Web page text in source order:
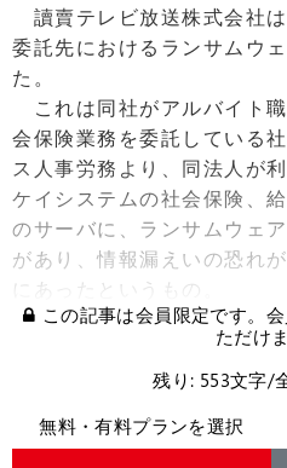
讀賣テレビ放送株式会社
委託先におけるランサムウ
た。
これは同社がアルバイト
会保険業務を委託している
ス人事労務より、同法人が
ケイシステムの社会保険、
のサーバに、ランサムウェ
があり、情報漏えいの恐れ
にあったというもの。
この記事は会員限定です。
ただけま
残り: 553文字/
無料・有料プランを選択